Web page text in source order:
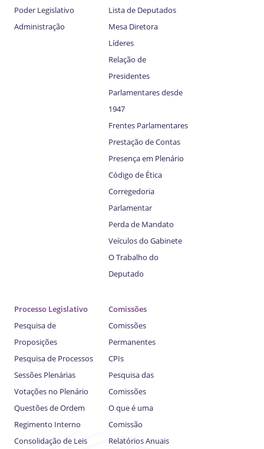
Poder Legislativo
Administração
Lista de Deputados
Mesa Diretora
Líderes
Relação de
Presidentes
Parlamentares desde
1947
Frentes Parlamentares
Prestação de Contas
Presença em Plenário
Código de Ética
Corregedoria
Parlamentar
Perda de Mandato
Veículos do Gabinete
O Trabalho do
Deputado
Processo Legislativo
Pesquisa de
Proposições
Pesquisa de Processos
Sessões Plenárias
Votações no Plenário
Questões de Ordem
Regimento Interno
Consolidação de Leis
Comissões
Comissões
Permanentes
CPIs
Pesquisa das
Comissões
O que é uma
Comissão
Relatórios Anuais